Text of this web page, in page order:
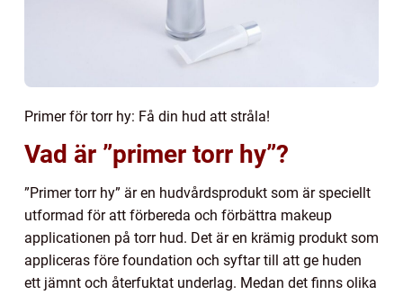
Primer för torr hy: Få din hud att stråla!
Vad är ”primer torr hy”?
”Primer torr hy” är en hudvårdsprodukt som är speciellt
utformad för att förbereda och förbättra makeup
applicationen på torr hud. Det är en krämig produkt som
appliceras före foundation och syftar till att ge huden
ett jämnt och återfuktat underlag. Medan det finns olika